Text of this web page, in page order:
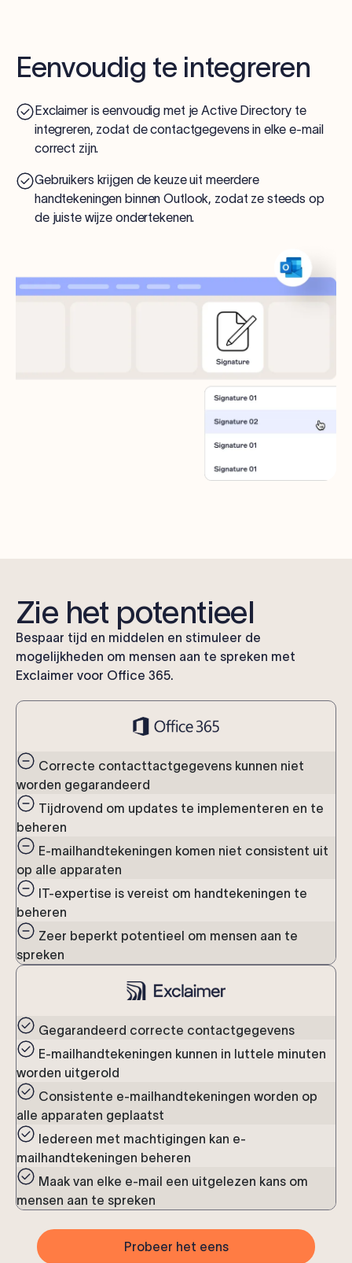
Eenvoudig te integreren
Exclaimer is eenvoudig met je Active Directory te
integreren, zodat de contactgegevens in elke e-mail
correct zijn.
Gebruikers krijgen de keuze uit meerdere
handtekeningen binnen Outlook, zodat ze steeds op
de juiste wijze ondertekenen.
Zie het potentieel
Bespaar tijd en middelen en stimuleer de
mogelijkheden om mensen aan te spreken met
Exclaimer voor Office 365.
Correcte contacttactgegevens kunnen niet
worden gegarandeerd
Tijdrovend om updates te implementeren en te
beheren
E-mailhandtekeningen komen niet consistent uit
op alle apparaten
IT-expertise is vereist om handtekeningen te
beheren
Zeer beperkt potentieel om mensen aan te
spreken
Gegarandeerd correcte contactgegevens
E-mailhandtekeningen kunnen in luttele minuten
worden uitgerold
Consistente e-mailhandtekeningen worden op
alle apparaten geplaatst
Iedereen met machtigingen kan e-
mailhandtekeningen beheren
Maak van elke e-mail een uitgelezen kans om
mensen aan te spreken
Probeer het eens